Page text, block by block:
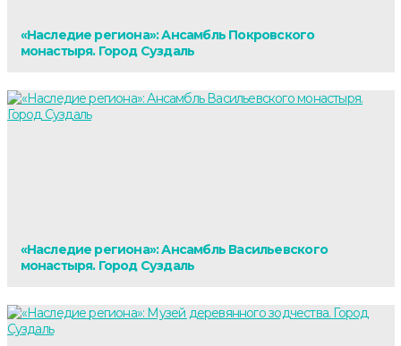
«Наследие региона»: Ансамбль Покровского
монастыря. Город Суздаль
«Наследие региона»: Ансамбль Васильевского
монастыря. Город Суздаль